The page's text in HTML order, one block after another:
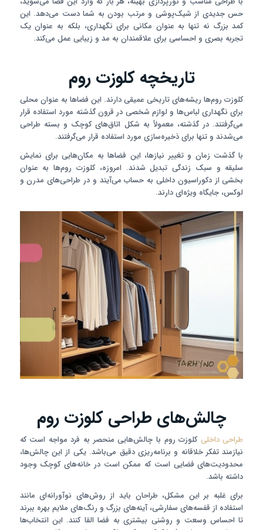
حس جدیدی از شیک‌پوشی و مرتب بودن به شما دست می‌دهد. این
کمد بزرگ نه تنها به عنوان مکانی برای نگهداری، بلکه به عنوان یک
تجربه بصری و احساسی برای علاقمندان به مد و زیبایی عمل می‌کند.
تاریخچه کلوزت روم
کلوزت روم‌ها ریشه‌های تاریخی عمیقی دارند. این فضاها به عنوان محلی
برای نگهداری لباس‌ها و لوازم شخصی در قرون گذشته مورد استفاده قرار
می‌گرفتند. در گذشته، معمولاً به شکل اتاق‌های کوچک و بسته طراحی
می‌شدند و تنها برای ذخیره‌سازی مورد استفاده قرار می‌گرفتند.
با گذشت زمان و تغییر نیازها، این فضاها به مکان‌هایی برای نمایش
سلیقه و سبک زندگی تبدیل شدند. امروزه، کلوزت روم‌ها به عنوان
بخشی از دکوراسیون داخلی به حساب می‌آیند و در طراحی‌های مدرن و
لوکس، جایگاه ویژه‌ای دارند.
چالش‌های طراحی کلوزت روم
طراحی داخلی کلوزت روم با چالش‌هایی منحصر به فرد مواجه است که
نیازمند تفکر خلاقانه و برنامه‌ریزی دقیق می‌باشد. یکی از این چالش‌ها،
محدودیت‌های فضایی است که ممکن است در خانه‌های کوچک وجود
داشته باشد.
برای غلبه بر این مشکل، طراحان باید از روش‌های نوآورانه‌ای مانند
استفاده از قفسه‌های سفارشی، آینه‌های بزرگ و رنگ‌های ملایم بهره ببرند
تا احساس وسعت و روشنی بیشتری به فضا القا کنند. این انتخاب‌ها